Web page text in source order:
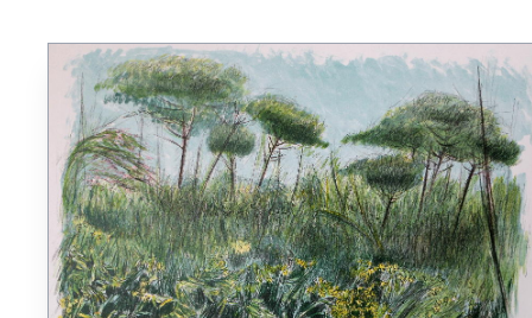
DIDATTICA
LE COLLEZIONI
GLI AUTORI
LORENZO VIANI
MOSTRE
EVENTI
PALAZZO DELLE MUSE